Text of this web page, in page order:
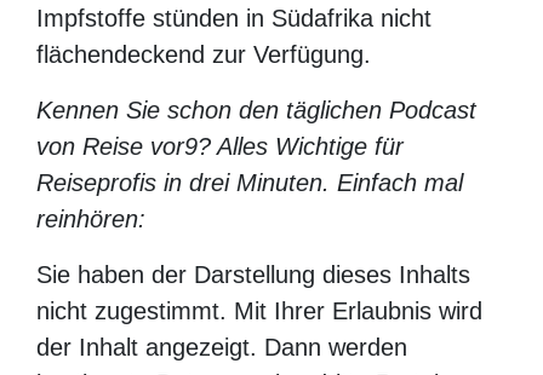
Hochwertige Impfstoffe stünden in
Südafrika nicht flächendeckend zur
Kennen Sie schon den täglichen Podcast
von Reise vor9? Alles Wichtige für
Reiseprofis in drei Minuten. Einfach mal
Sie haben der Darstellung dieses Inhalts nicht
zugestimmt. Mit Ihrer Erlaubnis wird der Inhalt